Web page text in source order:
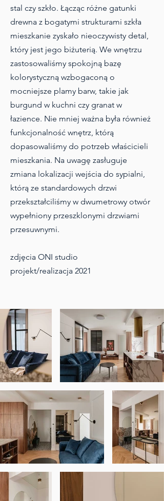
stal czy szkło. Łącząc różne gatunki
drewna z bogatymi strukturami szkła
mieszkanie zyskało nieoczywisty detal,
który jest jego biżuterią. We wnętrzu
zastosowaliśmy spokojną bazę
kolorystyczną wzbogaconą o
mocniejsze plamy barw, takie jak
burgund w kuchni czy granat w
łazience. Nie mniej ważna była również
funkcjonalność wnętrz, którą
dopasowaliśmy do potrzeb właścicieli
mieszkania. Na uwagę zasługuje
zmiana lokalizacji wejścia do sypialni,
którą ze standardowych drzwi
przekształciliśmy w dwumetrowy otwór
wypełniony przeszklonymi drzwiami
przesuwnymi.
zdjęcia ONI studio
projekt/realizacja 2021